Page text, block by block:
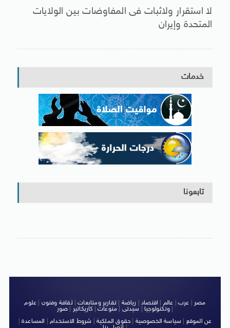
لا استقرار ولاثبات فى المفاوضات بين الولايات
المتحدة وإيران
خدمات
تابعونا
مصر عرب عالم اقتصاد رياضة |تقارير ومتابعات|ثقافة وفنون
علوم
وتكنولوجيا| سيدتى منوعات كاريكاتير صور
|
عن الموقع
سياسة الخصوصية حقوق الملكية شروط الاستخدام| المساعدة|